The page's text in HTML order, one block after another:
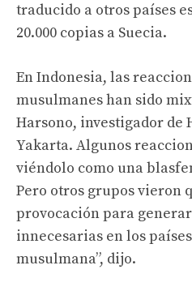
traducido a otros países
20.000 copias a Suecia.
En Indonesia, las
musulmanes han sido
Harsono, investigador de
Yakarta. Algunos
viéndolo como una
Pero otros grupos vieron
provocación para
innecesarias en los
musulmana”, dijo.